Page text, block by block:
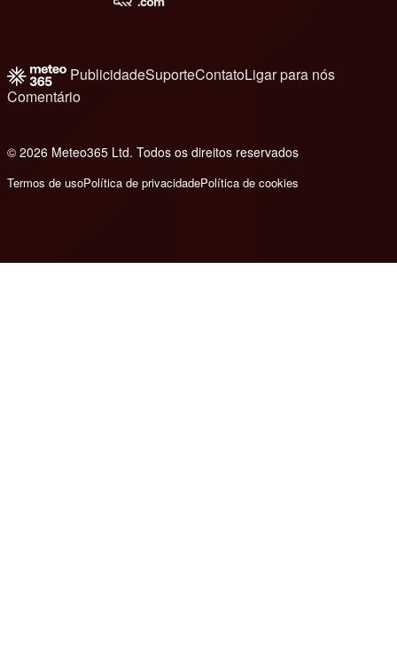
PublicidadeSuporteContatoLigar para nós
Comentário
© 2026 Meteo365 Ltd. Todos os direitos reservados
Termos de usoPolítica de privacidadePolítica de cookies